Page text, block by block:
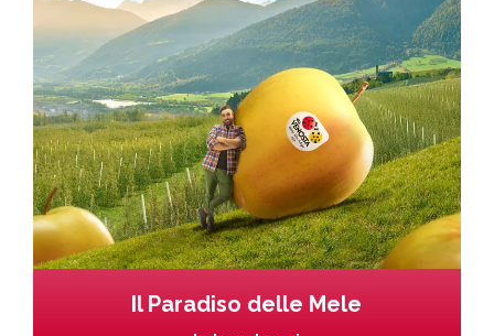
Il Paradiso delle Mele